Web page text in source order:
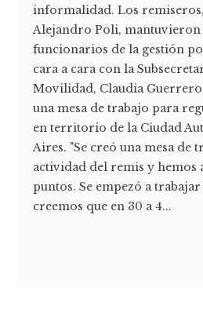
informalidad. Los
Alejandro Poli,
funcionarios de la gestión
cara a cara con la
Movilidad, Claudia
una mesa de trabajo para
en territorio de la Ciudad
Aires. "Se creó una mesa de
actividad del remis y hemos
puntos. Se empezó a
creemos que en 30 a 4...